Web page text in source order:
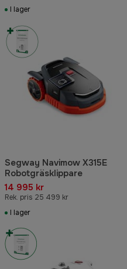
I lager
Segway Navimow X315E
Robotgräsklippare
14 995 kr
Rek. pris 25 499 kr
I lager